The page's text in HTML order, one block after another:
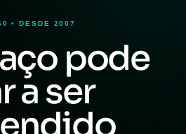
• DESDE 2007
pode
a ser